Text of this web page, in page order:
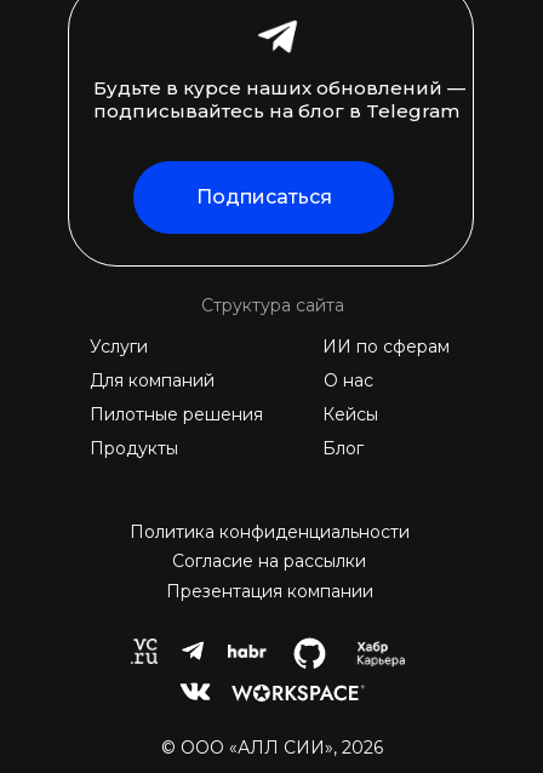
© ООО «АЛЛ СИИ», 2026
Презентация компании
Согласие на рассылки
Политика конфиденциальности
Подписаться
Будьте в курсе наших обновлений —
подписывайтесь на блог в Telegram
Блог
Продукты
Для компаний
ИИ по сферам
Пилотные решения
Услуги
Кейсы
О нас
Структура сайта